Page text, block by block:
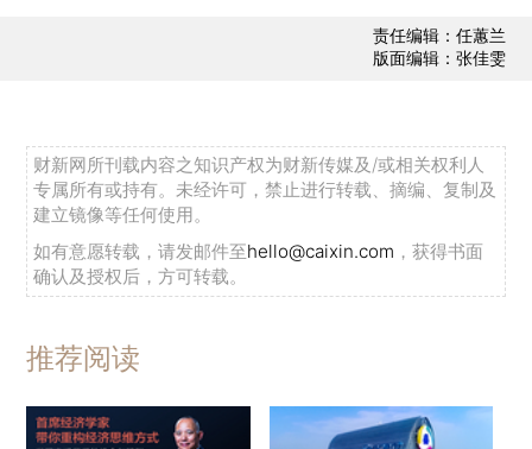
责任编辑：任蕙兰
版面编辑：张佳雯
财新网所刊载内容之知识产权为财新传媒及/或相关权利人
专属所有或持有。未经许可，禁止进行转载、摘编、复制及
建立镜像等任何使用。
如有意愿转载，请发邮件至hello@caixin.com ，获得书面
确认及授权后，方可转载。
推荐阅读